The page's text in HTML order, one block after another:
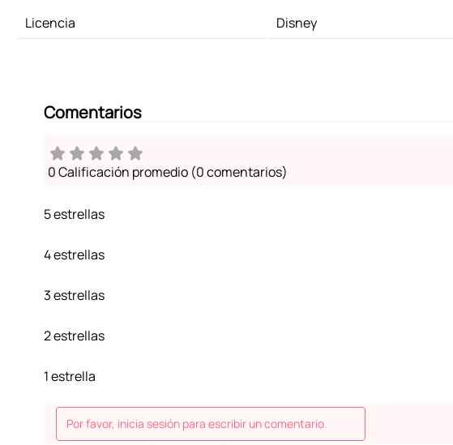
Licencia Disney
Comentarios
0 Calificación promedio (0 comentarios)
5 estrellas
4 estrellas
3 estrellas
2 estrellas
1 estrella
Por favor, inicia sesión para escribir un comentario.